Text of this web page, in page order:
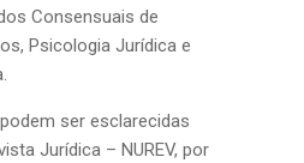
Consensuais de
Psicologia Jurídica e
ser esclarecidas
Jurídica – NUREV, por